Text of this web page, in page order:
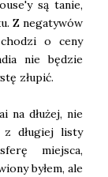
są tanie,
Z negatywów
o ceny
nie będzie
złupić.
na dłużej, nie
długiej listy
miejsca,
byłem, ale